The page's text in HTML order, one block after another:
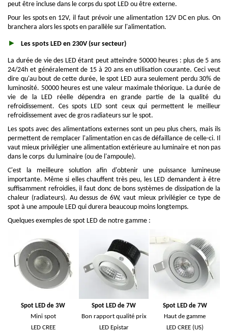
peut être incluse dans le corps du spot LED ou être externe.
Pour les spots en 12V, il faut prévoir une alimentation 12V DC en plus. On
branchera alors les spots en parallèle sur l'alimentation.
Les spots LED en 230V (sur secteur)
La durée de vie des LED étant peut atteindre 50000 heures : plus de 5 ans
24/24h et généralement de 15 à 20 ans en utilisation courante. Ceci veut
dire qu'au bout de cette durée, le spot LED aura seulement perdu 30% de
luminosité. 50000 heures est une valeur maximale théorique. La durée de
vie de la LED réelle dépendra en grande partie de la qualité du
refroidissement. Ces spots LED sont ceux qui permettent le meilleur
refroidissement avec de gros radiateurs sur le spot.
Les spots avec des alimentations externes sont un peu plus chers, mais ils
permettent de remplacer l'alimentation en cas de défaillance de celle-ci. Il
vaut mieux privilégier une alimentation extérieure au luminaire et non pas
dans le corps du luminaire (ou de l'ampoule).
C'est la meilleure solution afin d'obtenir une puissance lumineuse
importante. Même si elles chauffent très peu, les LED demandent à être
suffisamment refroidies, il faut donc de bons systèmes de dissipation de la
chaleur (radiateurs). Au dessus de 6W, vaut mieux privilégier ce type de
spot à une ampoule LED qui durera beaucoup moins longtemps.
Quelques exemples de spot LED de notre gamme :
Spot LED de 3W
Mini spot
LED CREE
Spot LED de 7W
Bon rapport qualité prix
LED Epistar
Spot LED de 7W
Haut de gamme
LED CREE (US)